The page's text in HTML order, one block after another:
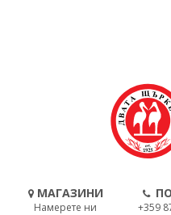
МАГАЗИНИ
Намерете ни +359